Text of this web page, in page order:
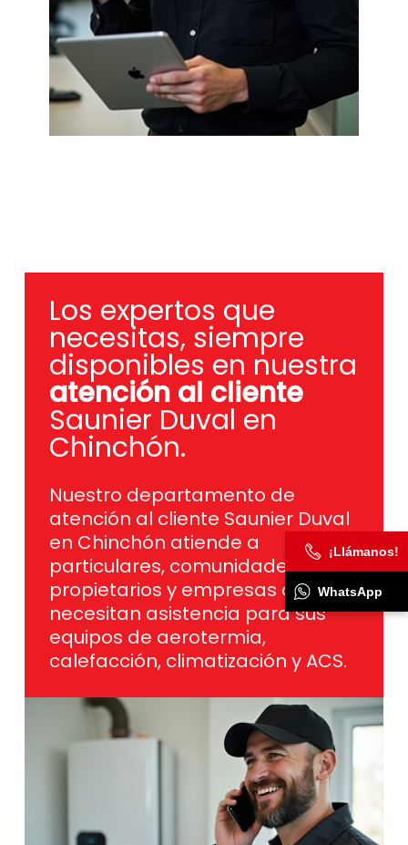
Los expertos que
necesitas, siempre
disponibles en nuestra
atención al cliente
Saunier Duval en
Chinchón.
Nuestro departamento de
atención al cliente Saunier Duval
en Chinchón atiende a
particulares, comunidades de
propietarios y empresas que
necesitan asistencia para sus
equipos de aerotermia,
calefacción, climatización y ACS.
¡Llámanos!
WhatsApp